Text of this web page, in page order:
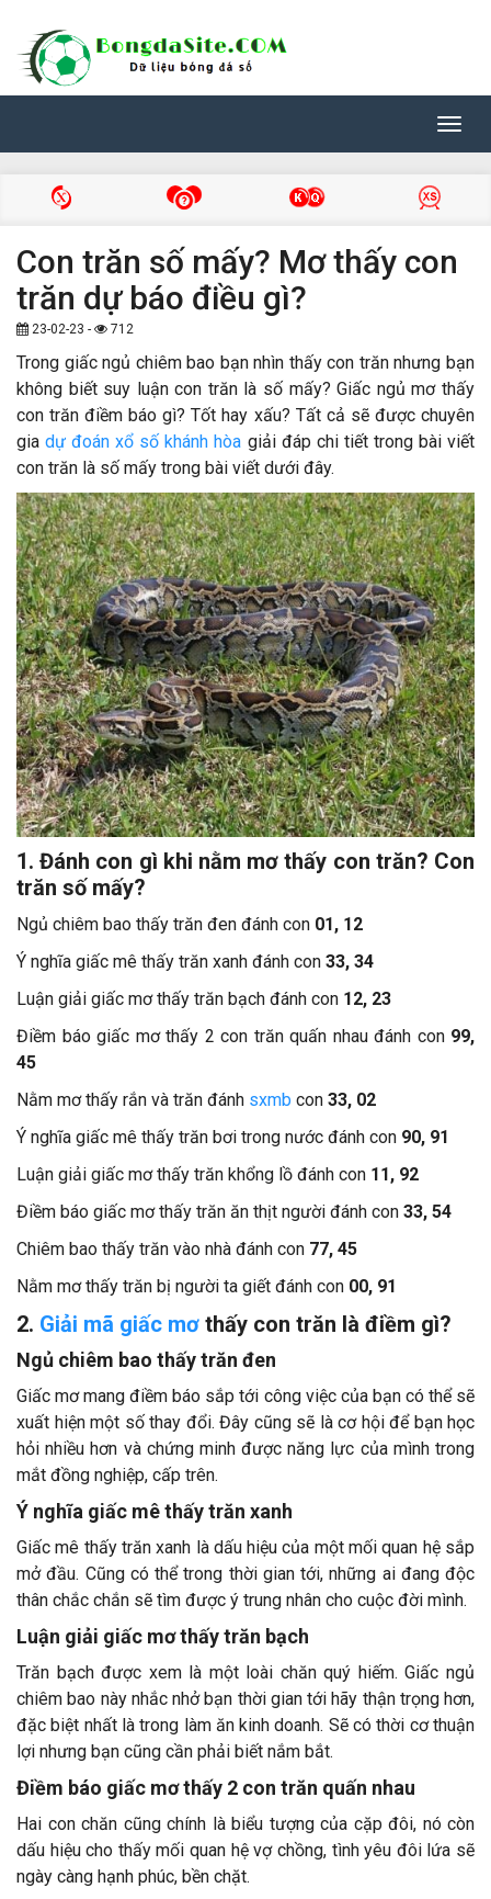
Con trăn số mấy? Mơ thấy con
trăn dự báo điều gì?
23-02-23 - 712
Trong giấc ngủ chiêm bao bạn nhìn thấy con trăn nhưng bạn
không biết suy luận con trăn là số mấy? Giấc ngủ mơ thấy
con trăn điềm báo gì? Tốt hay xấu? Tất cả sẽ được chuyên
giadự đoán xổ số khánh hòa giải đáp chi tiết trong bài viết
con trăn là số mấy trong bài viết dưới đây.
1. Đánh con gì khi nằm mơ thấy con trăn? Con
trăn số mấy?
Ngủ chiêm bao thấy trăn đen đánh con 01, 12
Ý nghĩa giấc mê thấy trăn xanh đánh con 33, 34
Luận giải giấc mơ thấy trăn bạch đánh con 12, 23
Điềm báo giấc mơ thấy 2 con trăn quấn nhau đánh con99,
45
Nằm mơ thấy rắn và trăn đánh sxmb con 33, 02
Ý nghĩa giấc mê thấy trăn bơi trong nước đánh con 90, 91
Luận giải giấc mơ thấy trăn khổng lồ đánh con 11, 92
Điềm báo giấc mơ thấy trăn ăn thịt người đánh con 33, 54
Chiêm bao thấy trăn vào nhà đánh con 77, 45
Nằm mơ thấy trăn bị người ta giết đánh con 00, 91
2. Giải mã giấc mơ thấy con trăn là điềm gì?
Ngủ chiêm bao thấy trăn đen
Giấc mơ mang điềm báo sắp tới công việc của bạn có thể sẽ
xuất hiện một số thay đổi. Đây cũng sẽ là cơ hội để bạn học
hỏi nhiều hơn và chứng minh được năng lực của mình trong
mắt đồng nghiệp, cấp trên.
Ý nghĩa giấc mê thấy trăn xanh
Giấc mê thấy trăn xanh là dấu hiệu của một mối quan hệ sắp
mở đầu. Cũng có thể trong thời gian tới, những ai đang độc
thân chắc chắn sẽ tìm được ý trung nhân cho cuộc đời mình.
Luận giải giấc mơ thấy trăn bạch
Trăn bạch được xem là một loài chăn quý hiếm. Giấc ngủ
chiêm bao này nhắc nhở bạn thời gian tới hãy thận trọng hơn,
đặc biệt nhất là trong làm ăn kinh doanh. Sẽ có thời cơ thuận
lợi nhưng bạn cũng cần phải biết nắm bắt.
Điềm báo giấc mơ thấy 2 con trăn quấn nhau
Hai con chăn cũng chính là biểu tượng của cặp đôi, nó còn
dấu hiệu cho thấy mối quan hệ vợ chồng, tình yêu đôi lứa sẽ
ngày càng hạnh phúc, bền chặt.